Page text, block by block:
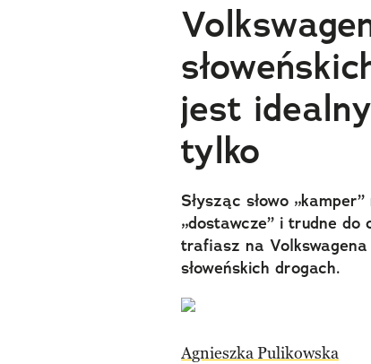
jest
tylko
Słysząc słowo
„dostawcze” i trudne do
trafiasz na
słoweńskich drogach.
Agnieszka Pulikowska